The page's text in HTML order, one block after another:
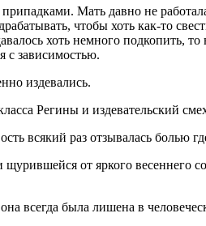
Мать давно не
чтобы хоть как-то
хоть немного подкопить,
с зависимостью.
издевались.
Регины и издевательский
всякий раз отзывалась болью
от яркого весеннего
всегда была лишена в